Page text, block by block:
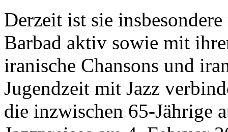
Derzeit ist sie
Barbad aktiv sowie mit
iranische Chansons und
Jugendzeit mit Jazz
die inzwischen 65-Jährige